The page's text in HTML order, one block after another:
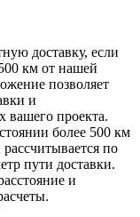
доставку, если
км от нашей
позволяет
и
вашего проекта.
более 500 км
по
пути доставки.
и